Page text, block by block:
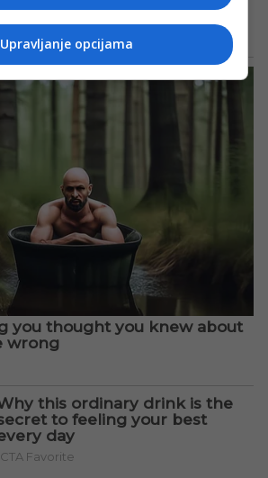
Upravljanje opcijama